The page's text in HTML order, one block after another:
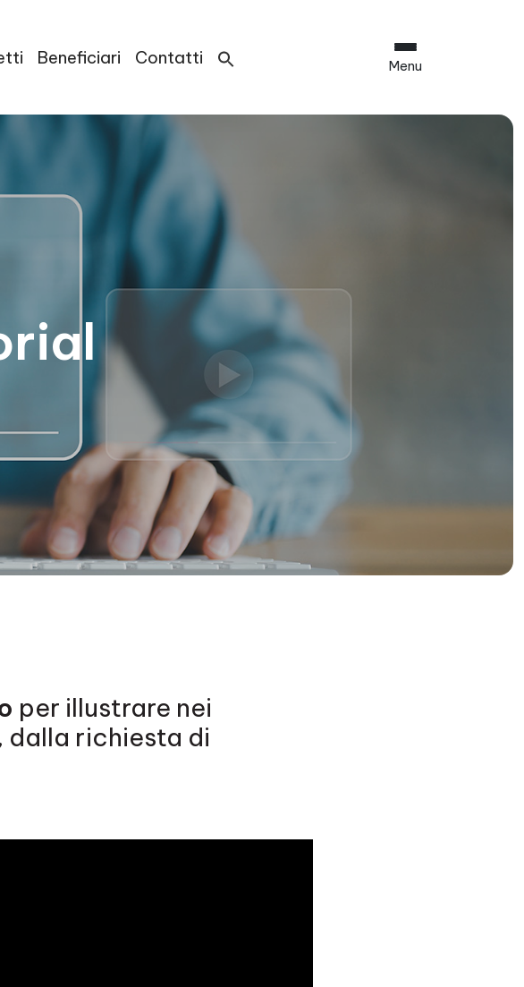
Beneficiari Contatti Menu
per illustrare nei
richiesta di